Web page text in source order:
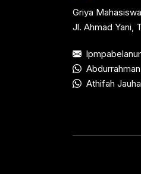
Griya
Jl. Ahmad Yani,
Athifah